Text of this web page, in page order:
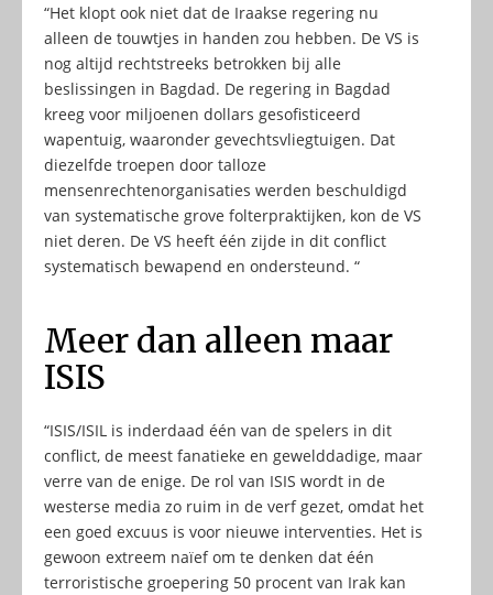
“Het klopt ook niet dat de Iraakse regering nu
alleen de touwtjes in handen zou hebben. De VS is
nog altijd rechtstreeks betrokken bij alle
beslissingen in Bagdad. De regering in Bagdad
kreeg voor miljoenen dollars gesofisticeerd
wapentuig, waaronder gevechtsvliegtuigen. Dat
diezelfde troepen door talloze
mensenrechtenorganisaties werden beschuldigd
van systematische grove folterpraktijken, kon de VS
niet deren. De VS heeft één zijde in dit conflict
systematisch bewapend en ondersteund. “
Meer dan alleen maar
ISIS
“ISIS/ISIL is inderdaad één van de spelers in dit
conflict, de meest fanatieke en gewelddadige, maar
verre van de enige. De rol van ISIS wordt in de
westerse media zo ruim in de verf gezet, omdat het
een goed excuus is voor nieuwe interventies. Het is
gewoon extreem naïef om te denken dat één
terroristische groepering 50 procent van Irak kan